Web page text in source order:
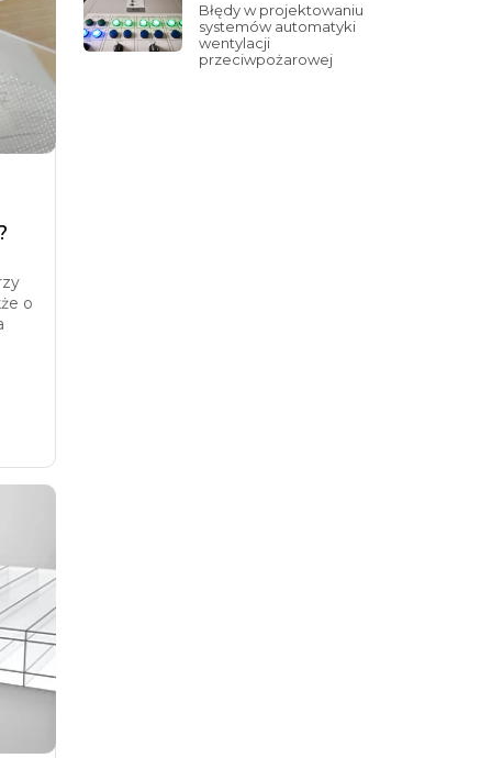
o
Błędy w projektowaniu
systemów automatyki
wentylacji
przeciwpożarowej